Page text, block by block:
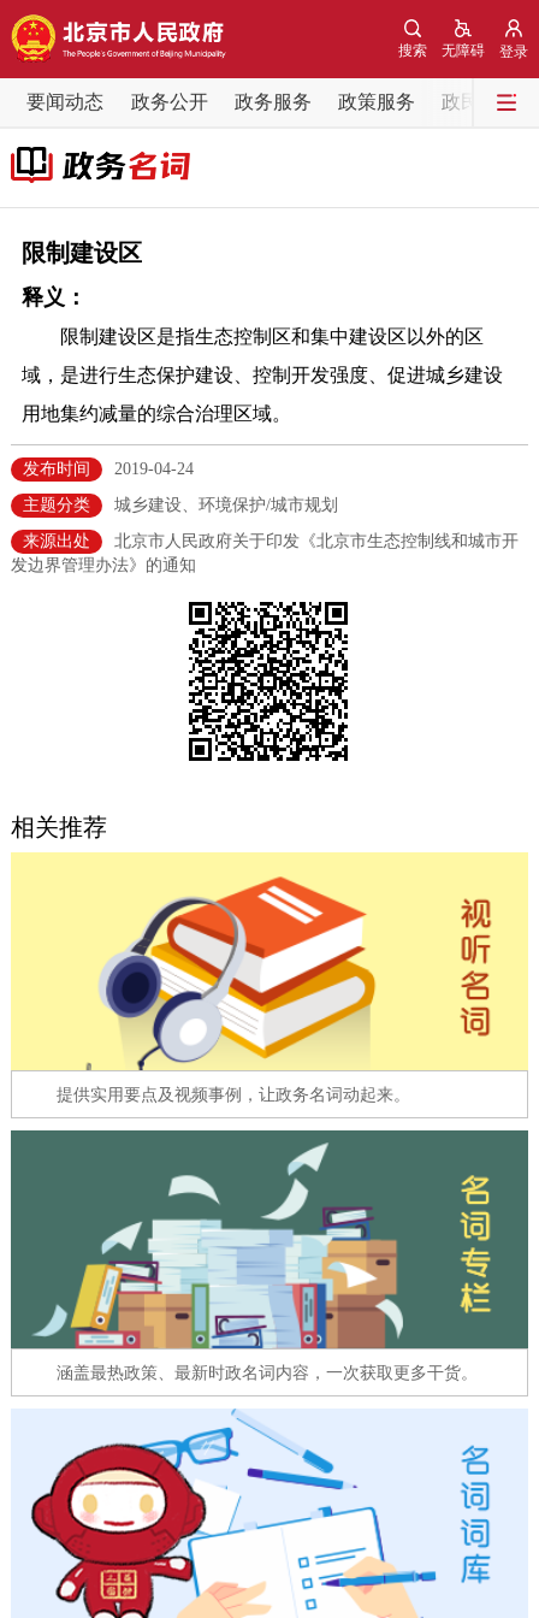
登录
无障碍
搜索
要闻动态 政务公开 政务服务 政策服务 政民互动
要闻动态
党中央精神
各区热点
政务公开
市领导 机构职能
政策兑现 政策解读
决策公开
法人服务
利企服务
中介服务
12345网上接诉即办 我要咨询 我要建议
在线访谈 图说互动
走进北京
十六区概览
绿色北京 图说北京 视频北京
多语种
ENGLISH 한국어 日本語
FRANÇAIS
ESPAÑOL العربية PORTUGUÊS
ITALIANO
限制建设区
释义：
限制建设区是指生态控制区和集中建设区以外的区
域，是进行生态保护建设、控制开发强度、促进城乡建设
用地集约减量的综合治理区域。
发布时间
2019-04-24
主题分类
城乡建设、环境保护/城市规划
来源出处
北京市人民政府关于印发《北京市生态控制线和城市开
发边界管理办法》的通知
相关推荐
提供实用要点及视频事例，让政务名词动起来。
涵盖最热政策、最新时政名词内容，一次获取更多干货。